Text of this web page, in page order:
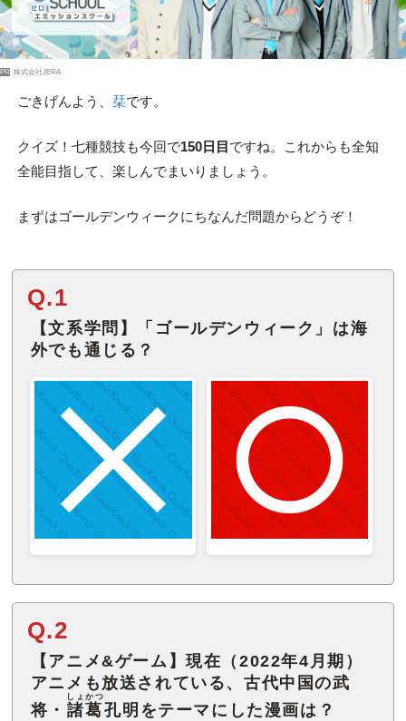
PR 株式会社JERA
ごきげんよう、 栞です。
クイズ！七種競技も今回で150日目 ですね。これからも全知
全能目指して、楽しんでまいりましょう。
まずはゴールデンウィークにちなんだ問題からどうぞ！
Q.1
【文系学問】「ゴールデンウィーク」は海
外でも通じる？
Q.2
【アニメ&ゲーム】現在（2022年4月期）
アニメも放送されている、古代中国の武
将・ 諸葛
しょかつ
孔明をテーマにした漫画は？